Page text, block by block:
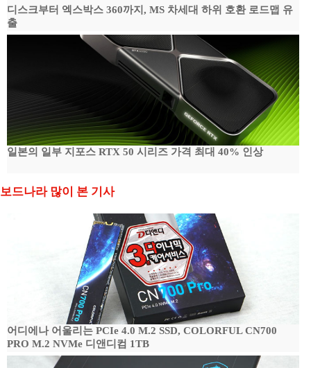
디스크부터 엑스박스 360까지, MS 차세대 하위 호환 로드맵 유
출
일본의 일부 지포스 RTX 50 시리즈 가격 최대 40% 인상
보드나라 많이 본 기사
어디에나 어울리는 PCIe 4.0 M.2 SSD, COLORFUL CN700
PRO M.2 NVMe 디앤디컴 1TB